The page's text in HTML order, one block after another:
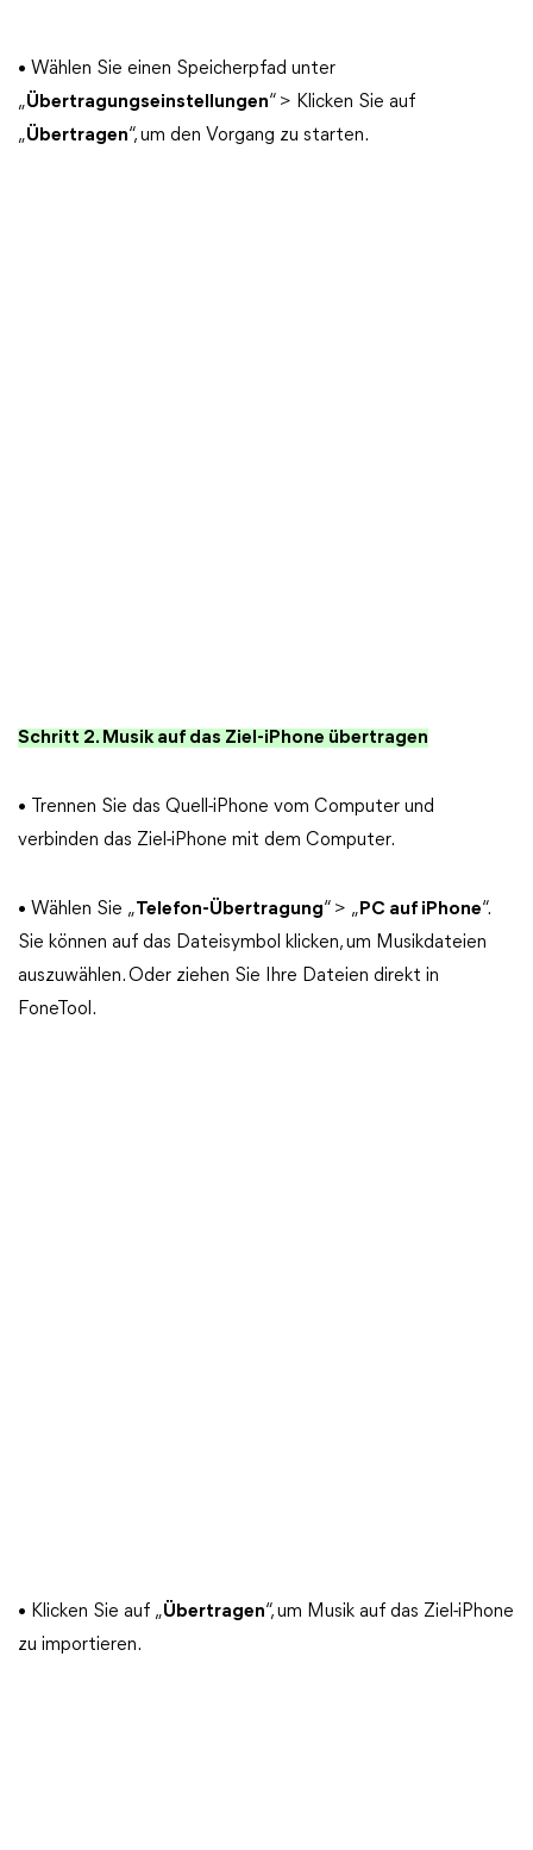
• Wählen Sie einen Speicherpfad unter
„Übertragungseinstellungen“ > Klicken Sie auf
„Übertragen“, um den Vorgang zu starten.
Schritt 2. Musik auf das Ziel-iPhone übertragen
• Trennen Sie das Quell-iPhone vom Computer und
verbinden das Ziel-iPhone mit dem Computer.
• Wählen Sie „Telefon-Übertragung“ > „ PC auf iPhone“.
Sie können auf das Dateisymbol klicken, um Musikdateien
auszuwählen. Oder ziehen Sie Ihre Dateien direkt in
FoneTool.
• Klicken Sie auf „Übertragen“, um Musik auf das Ziel-iPhone
zu importieren.